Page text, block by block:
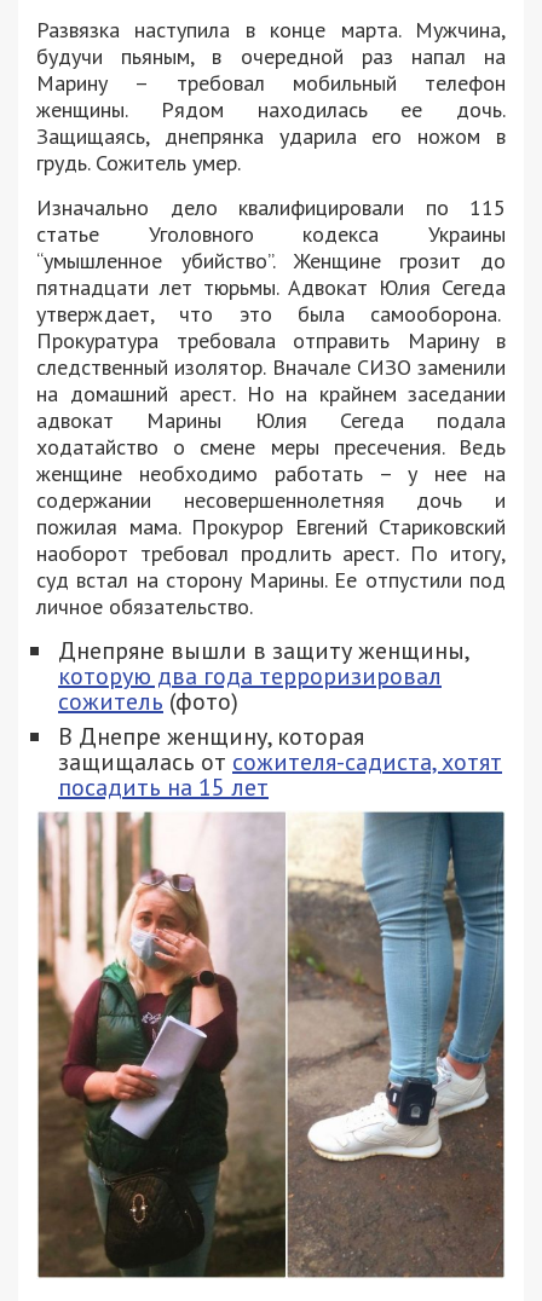
Развязка наступила в конце марта. Мужчина,
будучи пьяным, в очередной раз напал на
Марину – требовал мобильный телефон
женщины. Рядом находилась ее дочь.
Защищаясь, днепрянка ударила его ножом в
грудь. Сожитель умер.
Изначально дело квалифицировали по 115
статье Уголовного кодекса Украины
“умышленное убийство”. Женщине грозит до
пятнадцати лет тюрьмы. Адвокат Юлия Сегеда
утверждает, что это была самооборона.
Прокуратура требовала отправить Марину в
следственный изолятор. Вначале СИЗО заменили
на домашний арест. Но на крайнем заседании
адвокат Марины Юлия Сегеда подала
ходатайство о смене меры пресечения. Ведь
женщине необходимо работать – у нее на
содержании несовершеннолетняя дочь и
пожилая мама. Прокурор Евгений Стариковский
наоборот требовал продлить арест. По итогу,
суд встал на сторону Марины. Ее отпустили под
личное обязательство.
Днепряне вышли в защиту женщины,
которую два года терроризировал
сожитель (фото)
В Днепре женщину, которая
защищалась от сожителя-садиста, хотят
посадить на 15 лет